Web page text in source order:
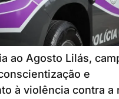
ao Agosto Lilás,
e
à violência contra a